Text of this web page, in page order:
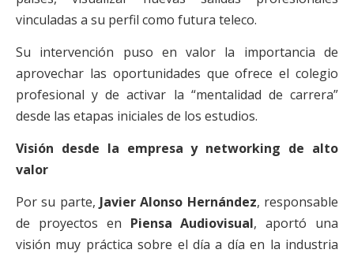
vinculadas a su perfil como futura teleco.
Su intervención puso en valor la importancia de
aprovechar las oportunidades que ofrece el colegio
profesional y de activar la “mentalidad de carrera”
desde las etapas iniciales de los estudios.
Visión desde la empresa y networking de alto
valor
Por su parte, Javier Alonso Hernández, responsable
de proyectos en Piensa Audiovisual, aportó una
visión muy práctica sobre el día a día en la industria